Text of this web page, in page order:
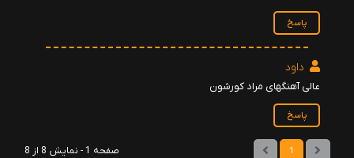
پاسخ
داود
عالی آهنگهای مراد کورشون
پاسخ
1 صفحه 1 - نمایش 8 از 8